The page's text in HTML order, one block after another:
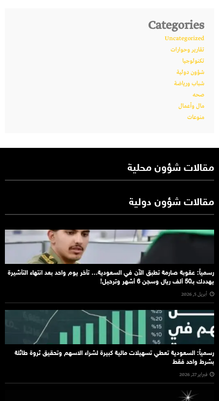
Categories
Uncategorized
تقارير وحوارات
تكنولوجيا
شؤون دولية
شباب ورياضة
صحه
مال وأعمال
منوعات
مقالات شؤون محلية
مقالات شؤون دولية
رسمياً: عقوبة صارمة تطبق الآن في السعودية… تأخر يوم واحد بعد انتهاء التأشيرة
يهددك بـ50 ألف ريال وسجن 6 أشهر وترحيل!
أبريل 5, 2026
رسمياً: السعودية تعطي تسهيلات مالية كبيرة لشراء الاسهم وتحقيق ثروة طائلة
بشرط واحد فقط
فبراير 27, 2026